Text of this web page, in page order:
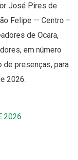
José Pires de
Felipe — Centro –
de Ocara,
em número
de presenças, para
2026.
2026